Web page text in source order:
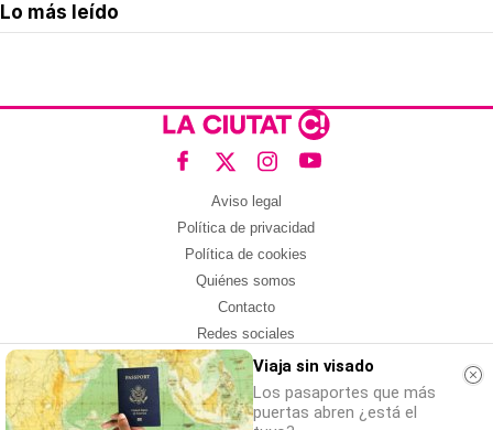
Lo más leído
Aviso legal
Política de privacidad
Política de cookies
Quiénes somos
Contacto
Redes sociales
Con la colaboración de:Viaja sin visado
Los pasaportes que más
puertas abren ¿está el